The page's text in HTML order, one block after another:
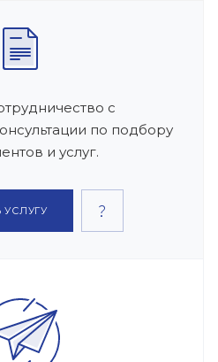
с
по подбору
и услуг.
УСЛУГУ